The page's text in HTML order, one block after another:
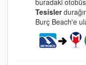
buradaki
Tesisler
Burç Beach'e